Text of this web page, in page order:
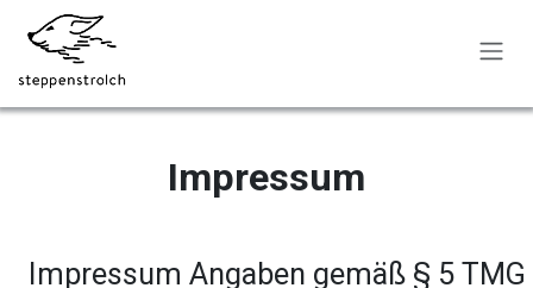
Skip to Content
Impressum
Impressum Angaben gemäß § 5 TMG